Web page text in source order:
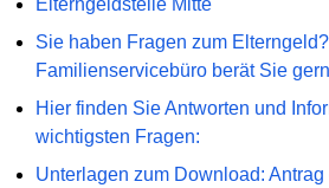
Elterngeldstelle Mitte
Sie haben Fragen zum
Familienservicebüro berät Sie
Hier finden Sie Antworten und
wichtigsten Fragen:
Unterlagen zum Download: